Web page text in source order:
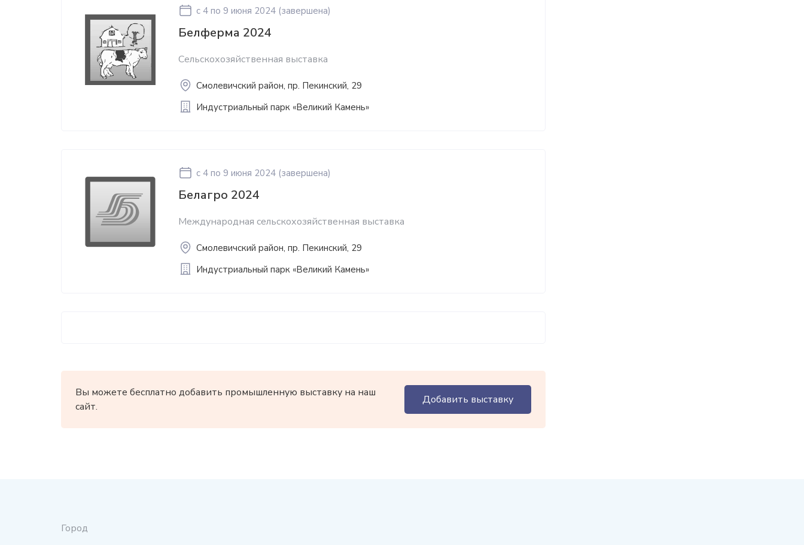
c 4 по 9 июня 2024 (завершена)
Белферма 2024
Сельскохозяйственная выставка
Смолевичский район, пр. Пекинский, 29
Индустриальный парк «Великий Камень»
c 4 по 9 июня 2024 (завершена)
Белагро 2024
Международная сельскохозяйственная выставка
Смолевичский район, пр. Пекинский, 29
Индустриальный парк «Великий Камень»
Вы можете бесплатно добавить промышленную выставку на наш
сайт.
Добавить выставку
Город